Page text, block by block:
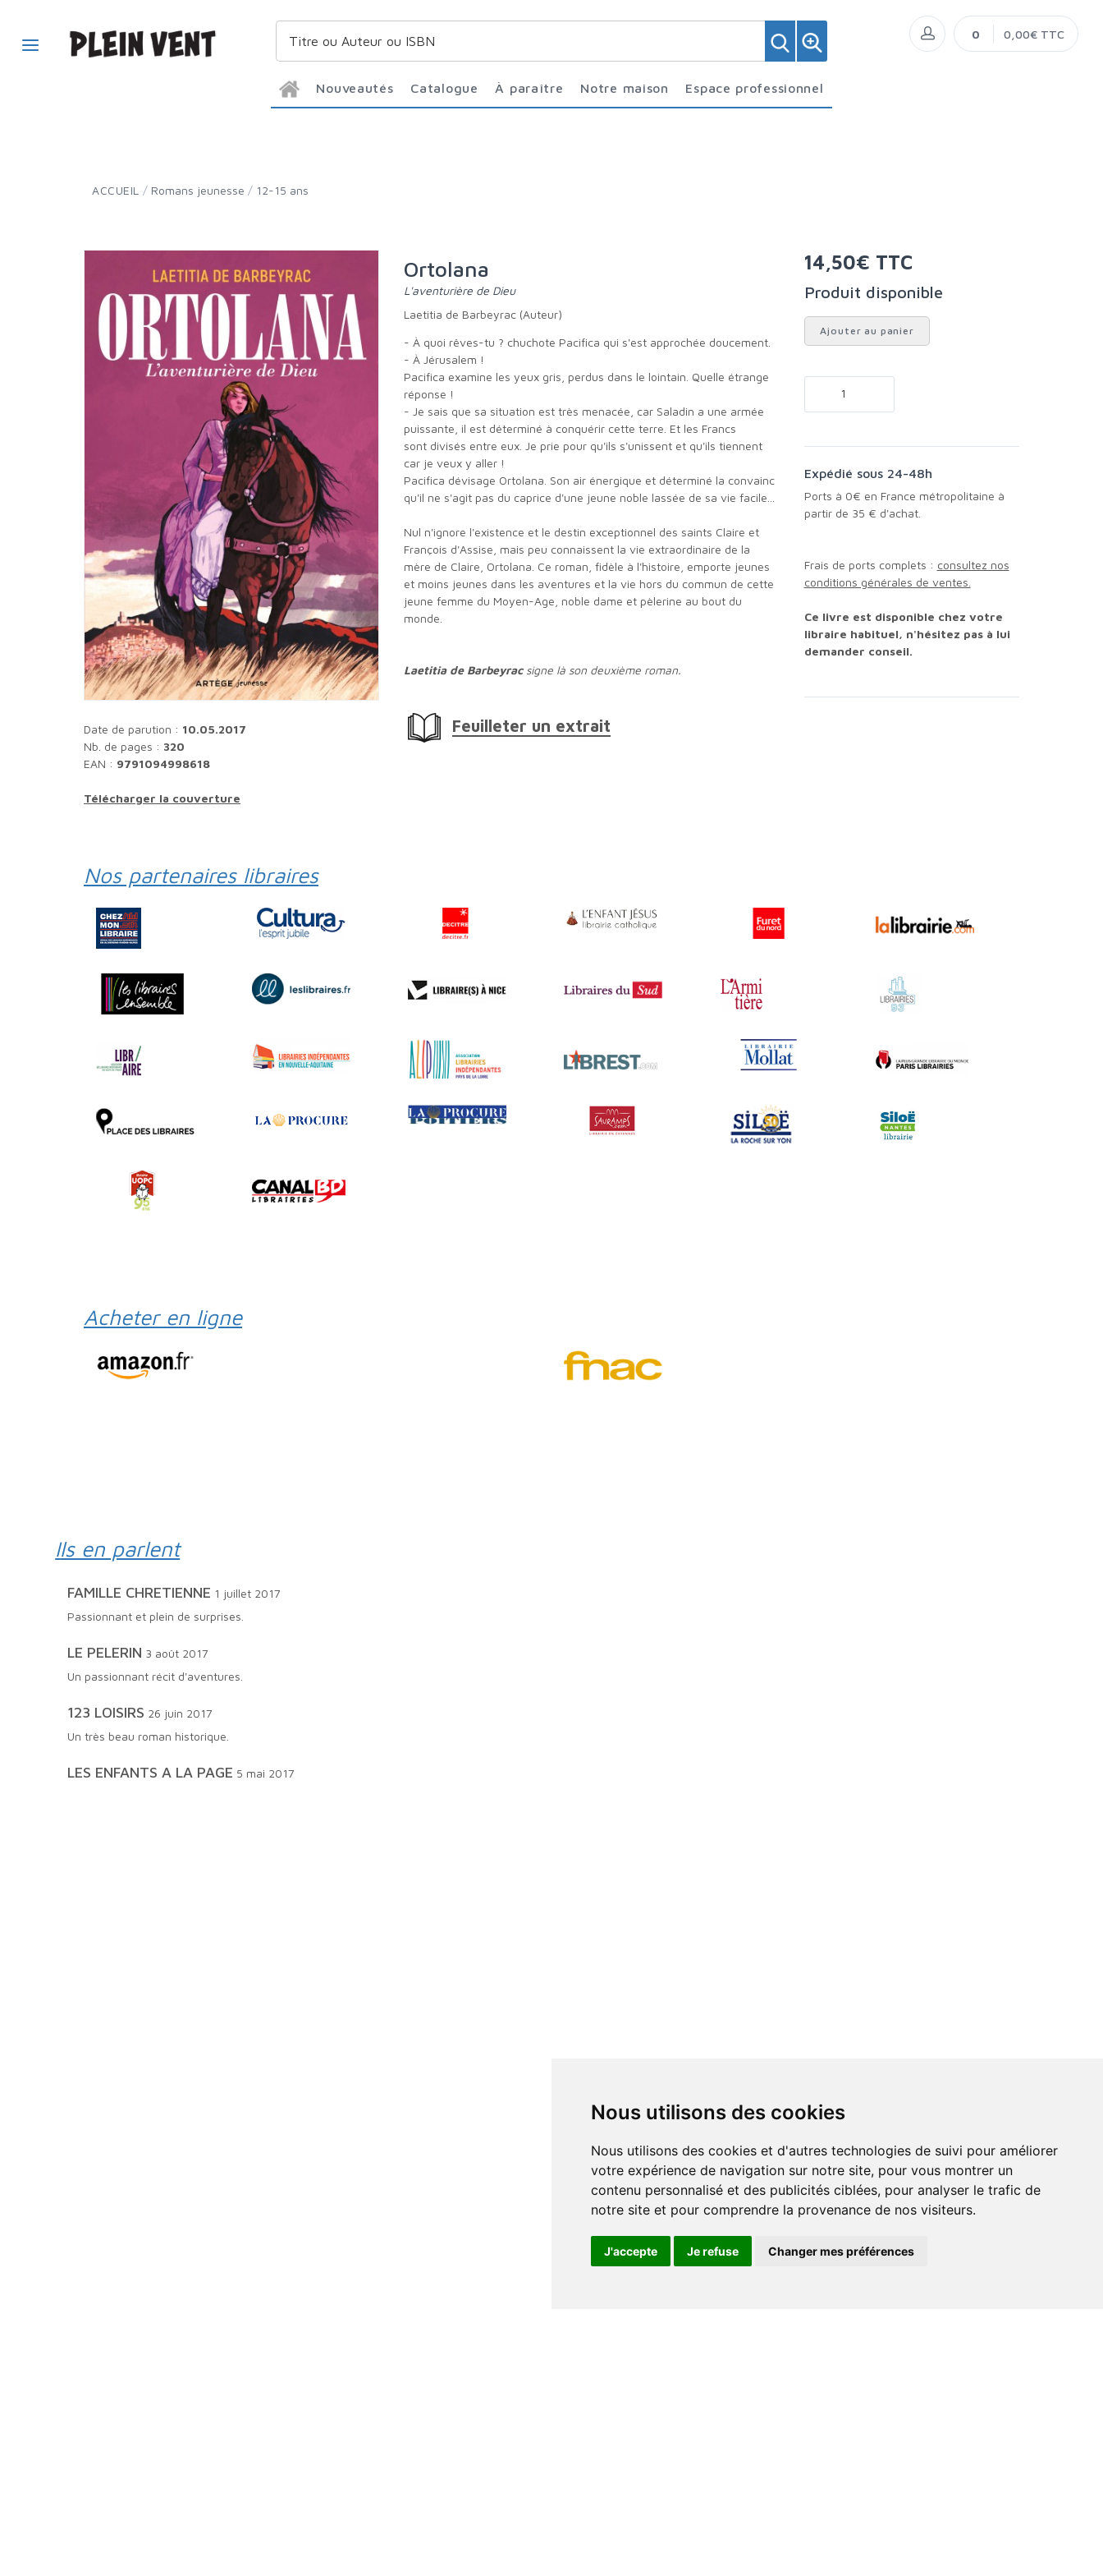
Nous utilisons des cookies
Nous utilisons des cookies et d'autres technologies de suivi pour améliorer
votre expérience de navigation sur notre site, pour vous montrer un
contenu personnalisé et des publicités ciblées, pour analyser le trafic de
notre site et pour comprendre la provenance de nos visiteurs.
J'accepte Je refuse Changer mes préférences
Nouveautés Catalogue À paraître Notre maison Espace professionnel
0 0,00€ TTC
ACCUEIL / Romans jeunesse / 12-15 ans
Date de parution : 10.05.2017
Nb. de pages : 320
EAN : 9791094998618
Télécharger la couverture
Ortolana
L'aventurière de Dieu
Laetitia de Barbeyrac (Auteur)
- À quoi rêves-tu ? chuchote Pacifica qui s'est approchée doucement.
- À Jérusalem !
Pacifica examine les yeux gris, perdus dans le lointain. Quelle étrange
réponse !
- Je sais que sa situation est très menacée, car Saladin a une armée
puissante, il est déterminé à conquérir cette terre. Et les Francs
sont divisés entre eux. Je prie pour qu'ils s'unissent et qu'ils tiennent
car je veux y aller !
Pacifica dévisage Ortolana. Son air énergique et déterminé la convainc
qu'il ne s'agit pas du caprice d'une jeune noble lassée de sa vie facile...
Nul n'ignore l'existence et le destin exceptionnel des saints Claire et
François d'Assise, mais peu connaissent la vie extraordinaire de la
mère de Claire, Ortolana. Ce roman, fidèle à l'histoire, emporte jeunes
et moins jeunes dans les aventures et la vie hors du commun de cette
jeune femme du Moyen-Age, noble dame et pèlerine au bout du
monde.
Laetitia de Barbeyracsigne là son deuxième roman.
Feuilleter un extrait
14,50€ TTC
Produit disponible
Ajouter au panier
Expédié sous 24-48h
Ports à 0€ en France métropolitaine à
partir de 35 € d'achat.
Frais de ports complets : consultez nos
conditions générales de ventes.
Ce livre est disponible chez votre
libraire habituel, n'hésitez pas à lui
demander conseil.
Nos partenaires libraires
Acheter en ligne
Ils en parlent
FAMILLE CHRETIENNE 1 juillet 2017
Passionnant et plein de surprises.
LE PELERIN 3 août 2017
Un passionnant récit d'aventures.
123 LOISIRS 26 juin 2017
Un très beau roman historique.
LES ENFANTS A LA PAGE 5 mai 2017